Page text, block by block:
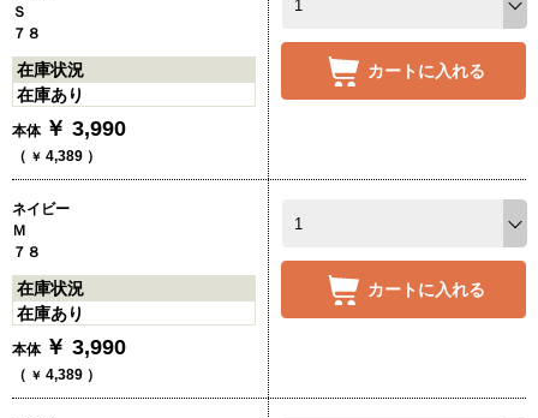
Ｓ
７８
在庫状況
在庫あり
本体 ￥ 3,990
（ ￥ 4,389 ）
カートに入れる
ネイビー
Ｍ
７８
在庫状況
在庫あり
本体 ￥ 3,990
（ ￥ 4,389 ）
カートに入れる